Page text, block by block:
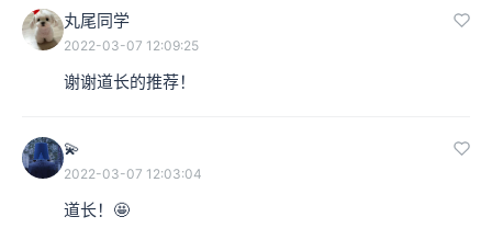
丸尾同学
2022-03-07 12:09:25
谢谢道长的推荐！
💫
2022-03-07 12:03:04
道长！🤩